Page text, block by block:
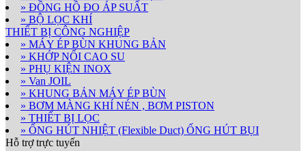
» ĐỒNG HỒ ĐO ÁP SUẤT
» BỘ LỌC KHÍ
THIẾT BỊ CÔNG NGHIỆP
» MÁY ÉP BÙN KHUNG BẢN
» KHỚP NỐI CAO SU
» PHỤ KIỆN INOX
» Van JOIL
» KHUNG BẢN MÁY ÉP BÙN
» BƠM MÀNG KHÍ NÉN , BƠM PISTON
» THIẾT BỊ LỌC
» ỐNG HÚT NHIỆT (Flexible Duct) ỐNG HÚT BỤI
Hỗ trợ trực tuyến